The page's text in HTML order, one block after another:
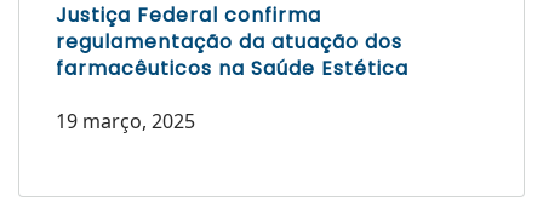
Justiça Federal confirma
regulamentação da atuação dos
farmacêuticos na Saúde Estética
19 março, 2025